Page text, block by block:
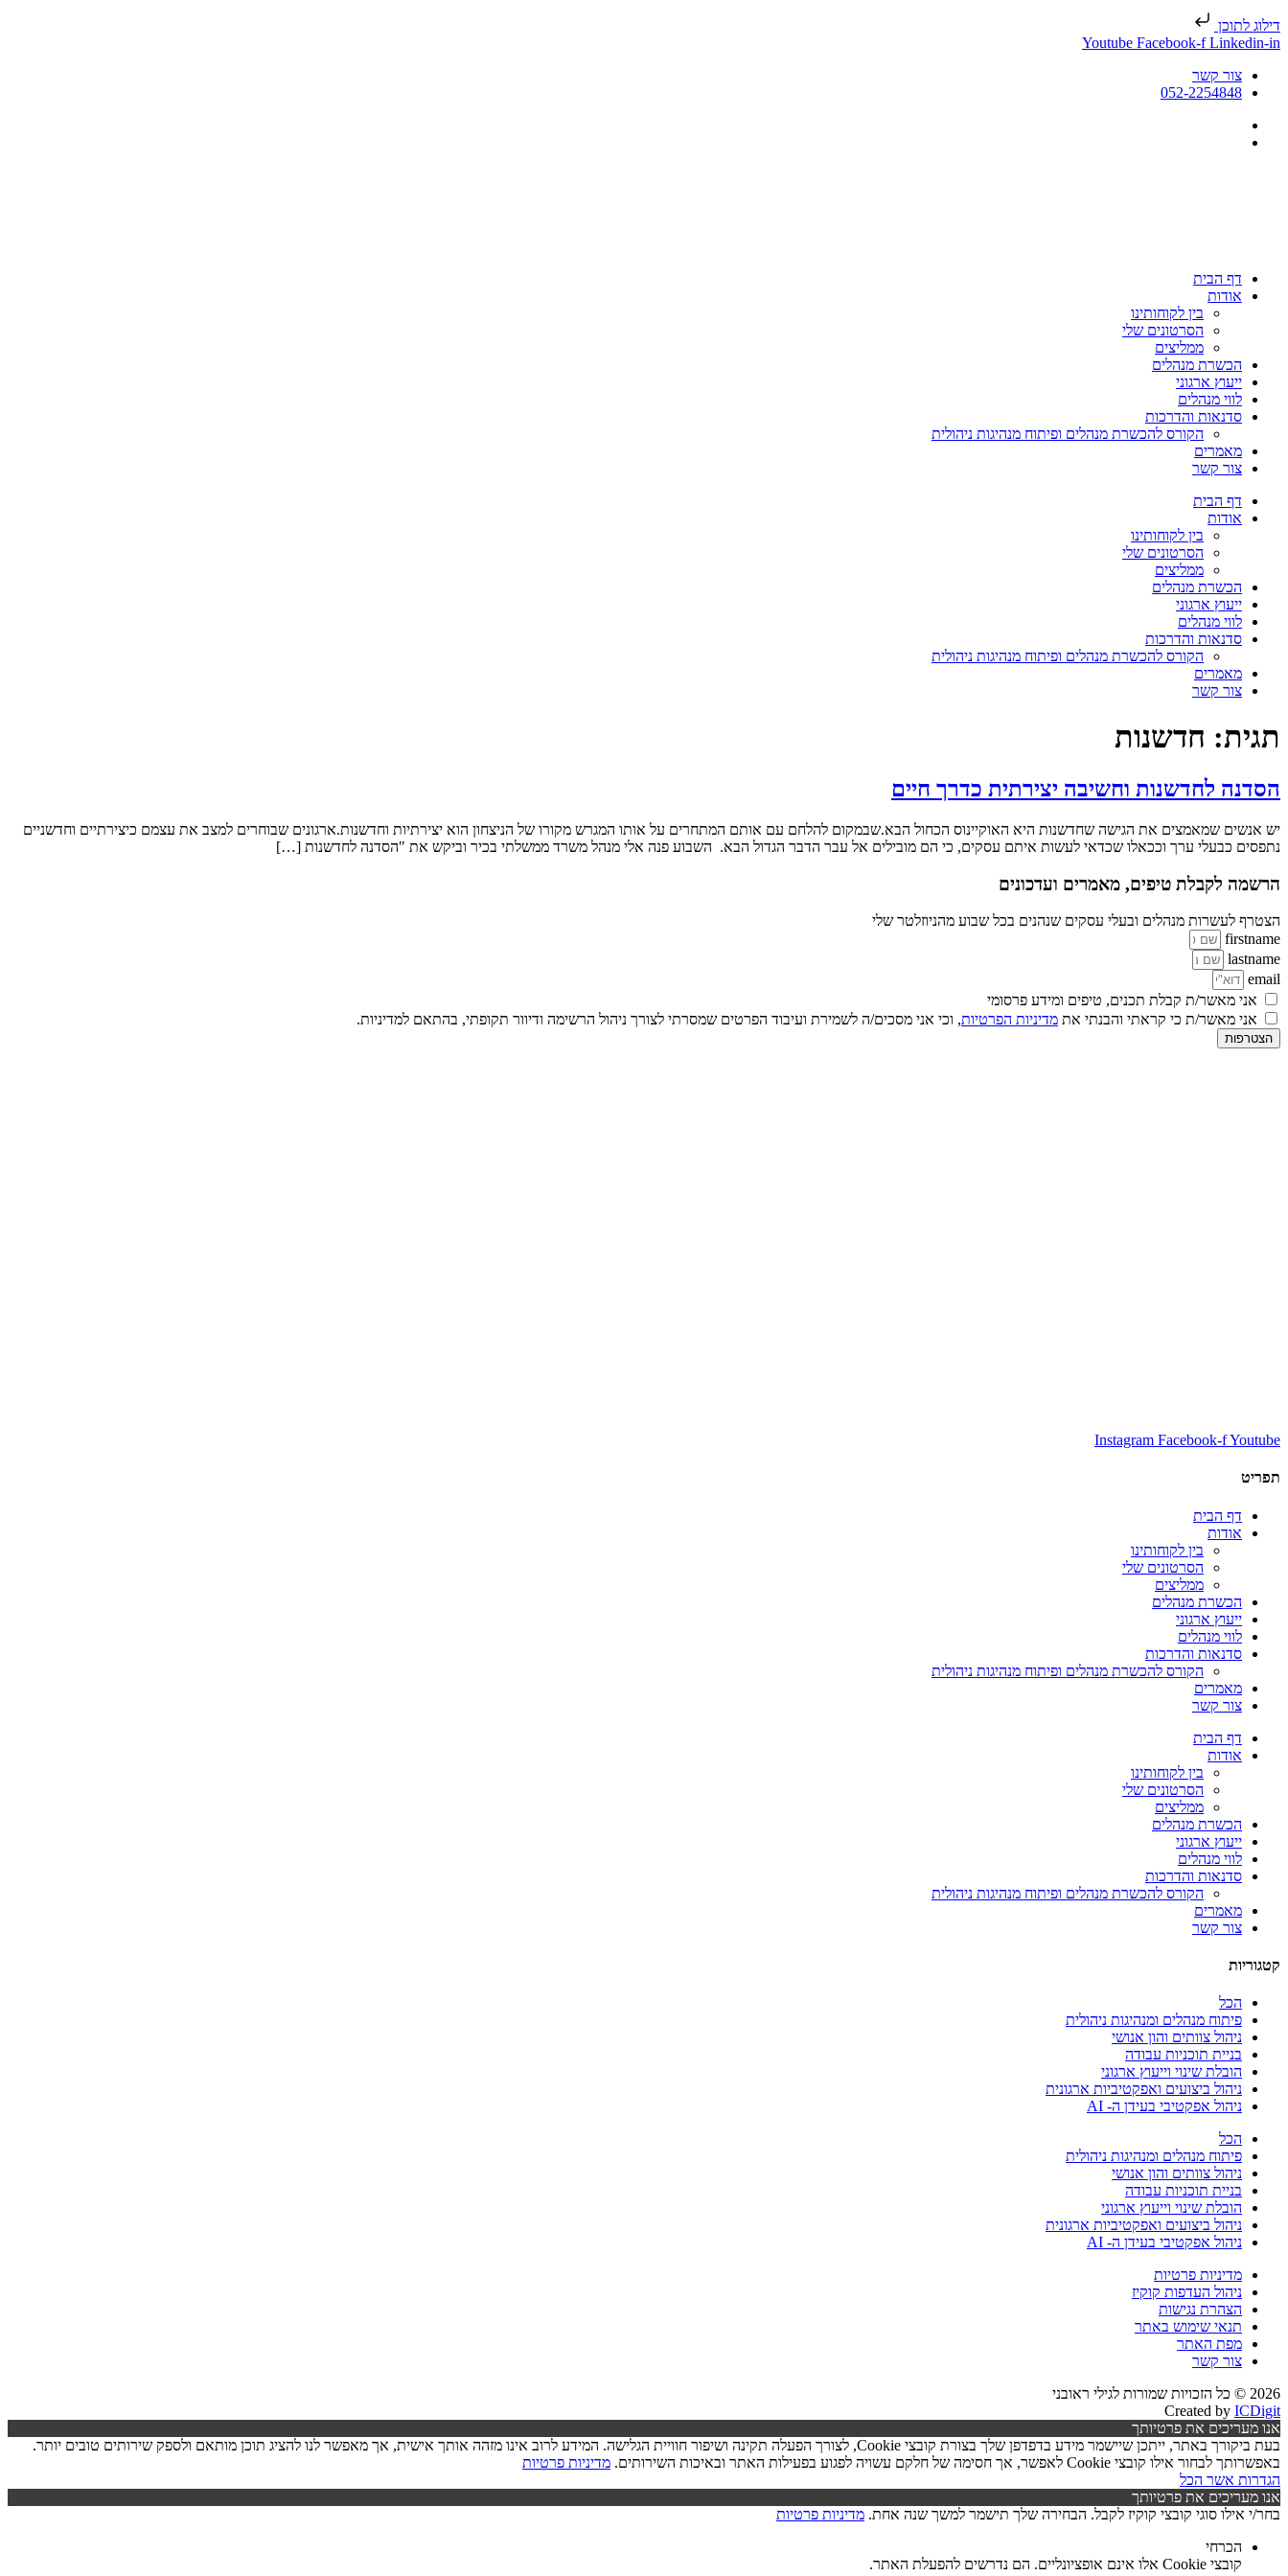
דילוג לתוכן
Youtube Facebook-f Linkedin-in
צור קשר
052-2254848
דף הבית
אודות
בין לקוחותינו
הסרטונים שלי
ממליצים
הכשרת מנהלים
ייעוץ ארגוני
לווי מנהלים
סדנאות והדרכות
הקורס להכשרת מנהלים ופיתוח מנהיגות ניהולית
מאמרים
צור קשר
דף הבית
אודות
בין לקוחותינו
הסרטונים שלי
ממליצים
הכשרת מנהלים
ייעוץ ארגוני
לווי מנהלים
סדנאות והדרכות
הקורס להכשרת מנהלים ופיתוח מנהיגות ניהולית
מאמרים
צור קשר
תגית: חדשנות
הסדנה לחדשנות וחשיבה יצירתית כדרך חיים
יש אנשים שמאמצים את הגישה שחדשנות היא האוקיינוס הכחול הבא.שבמקום להלחם עם אותם המתחרים על אותו המגרש מקורו של הניצחון הוא יצירתיות וחדשנות.ארגונים שבוחרים למצב את עצמם כיצירתיים וחדשניים
נתפסים כבעלי ערך וככאלו שכדאי לעשות איתם עסקים, כי הם מובילים אל עבר הדבר הגדול הבא. השבוע פנה אלי מנהל משרד ממשלתי בכיר וביקש את "הסדנה לחדשנות […]
הרשמה לקבלת טיפים, מאמרים ועדכונים
הצטרף לעשרות מנהלים ובעלי עסקים שנהנים בכל שבוע מהניוזלטר שלי
firstname
lastname
email
אני מאשר/ת קבלת תכנים, טיפים ומידע פרסומי
אני מאשר/ת כי קראתי והבנתי את מדיניות הפרטיות, וכי אני מסכים/ה לשמירת ועיבוד הפרטים שמסרתי לצורך ניהול הרשימה ודיוור תקופתי, בהתאם למדיניות.
הצטרפות
Instagram Facebook-fYoutube
תפריט
דף הבית
אודות
בין לקוחותינו
הסרטונים שלי
ממליצים
הכשרת מנהלים
ייעוץ ארגוני
לווי מנהלים
סדנאות והדרכות
הקורס להכשרת מנהלים ופיתוח מנהיגות ניהולית
מאמרים
צור קשר
דף הבית
אודות
בין לקוחותינו
הסרטונים שלי
ממליצים
הכשרת מנהלים
ייעוץ ארגוני
לווי מנהלים
סדנאות והדרכות
הקורס להכשרת מנהלים ופיתוח מנהיגות ניהולית
מאמרים
צור קשר
קטגוריות
הכל
פיתוח מנהלים ומנהיגות ניהולית
ניהול צוותים והון אנושי
בניית תוכניות עבודה
הובלת שינוי וייעוץ ארגוני
ניהול ביצועים ואפקטיביות ארגונית
ניהול אפקטיבי בעידן ה- AI
הכל
פיתוח מנהלים ומנהיגות ניהולית
ניהול צוותים והון אנושי
בניית תוכניות עבודה
הובלת שינוי וייעוץ ארגוני
ניהול ביצועים ואפקטיביות ארגונית
ניהול אפקטיבי בעידן ה- AI
מדיניות פרטיות
ניהול העדפות קוקיז
הצהרת נגישות
תנאי שימוש באתר
מפת האתר
צור קשר
2026 © כל הזכויות שמורות לגילי ראובני
Created by ICDigit
אנו מעריכים את פרטיותך
בעת ביקורך באתר, ייתכן שיישמר מידע בדפדפן שלך בצורת קובצי Cookie, לצורך הפעלה תקינה ושיפור חוויית הגלישה. המידע לרוב אינו מזהה אותך אישית, אך מאפשר לנו להציג תוכן מותאם ולספק שירותים טובים יותר.
באפשרותך לבחור אילו קובצי Cookie לאפשר, אך חסימה של חלקם עשויה לפגוע בפעילות האתר ובאיכות השירותים.
מדיניות פרטיות
הגדרות אשר הכל
אנו מעריכים את פרטיותך
בחר/י אילו סוגי קובצי קוקיז לקבל. הבחירה שלך תישמר למשך שנה אחת. מדיניות פרטיות
הכרחי
קובצי Cookie אלו אינם אופציונליים. הם נדרשים להפעלת האתר.